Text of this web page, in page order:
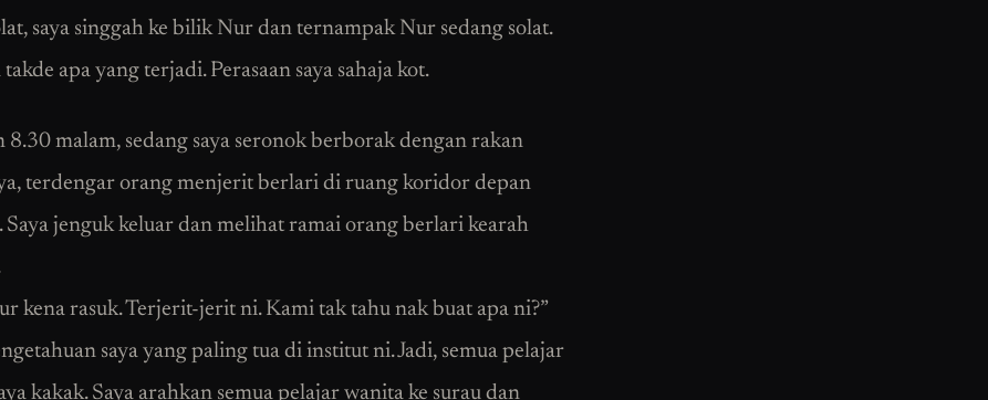
saya singgah ke bilik Nur dan ternampak Nur sedang solat.
apa yang terjadi. Perasaan saya sahaja kot.
8.30 malam, sedang saya seronok berborak dengan rakan
terdengar orang menjerit berlari di ruang koridor depan
Saya jenguk keluar dan melihat ramai orang berlari kearah
kena rasuk. Terjerit-jerit ni. Kami tak tahu nak buat apa ni?”
saya yang paling tua di institut ni. Jadi, semua pelajar
kakak. Saya arahkan semua pelajar wanita ke surau dan